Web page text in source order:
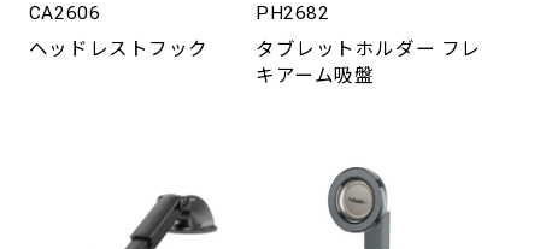
CA2606
ヘッドレストフック
PH2682
タブレットホルダー フレ
キアーム吸盤